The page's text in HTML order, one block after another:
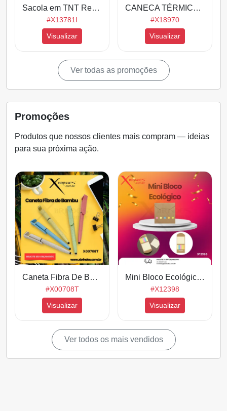
Sacola em TNT Resistente a Agua Tamanho 25x35 X13781I
#X13781I
Visualizar
CANECA TÉRMICA EM INOX COM CAPACIDADE MÁXIMA DE 800ML X18970
#X18970
Visualizar
#XB006
Visualizar
#XBBP01
Visualizar
Ver todas as promoções
Promoções
Produtos que nossos clientes mais compram — ideias
para sua próxima ação.
Caneta Fibra De Bambu Touch Com Suporte Para Celular X00708T
#X00708T
Visualizar
Mini Bloco Ecológico Formato De Envelope C/ Post It X12398
#X12398
Visualizar
Ver todos os mais vendidos